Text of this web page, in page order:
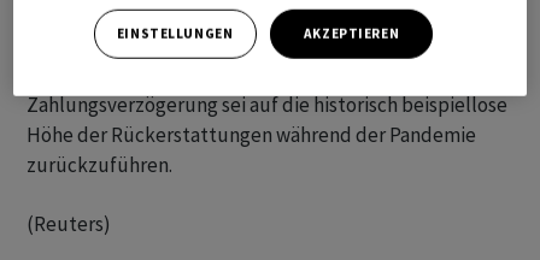
KLM undLufthansawurden je 550.000 Dollar für
Rückerstattungen nicht erstattungsfähiger Tickets
Zahlungsverzögerung sei auf die historisch beispiellose
Höhe der Rückerstattungen während der Pandemie
zurückzuführen.
(Reuters)
EINSTELLUNGEN AKZEPTIEREN